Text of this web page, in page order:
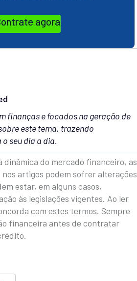
agora
finanças e focados na geração de
este tema, trazendo
seu dia a dia.
dinâmica do mercado financeiro, as
artigos podem sofrer alterações
estar, em alguns casos,
às legislações vigentes. Ao ler
com estes termos. Sempre
financeira antes de contratar